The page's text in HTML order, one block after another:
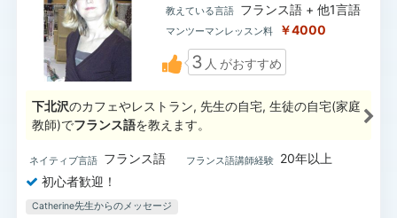
教えている言語 フランス語 + 他1言語
マンツーマンレッスン料 ￥4000
3 人 がおすすめ
下北沢のカフェやレストラン, 先生の自宅, 生徒の自宅(家庭
教師)でフランス語を教えます。
ネイティブ言語 フランス語 フランス語講師経験
20年以上
初心者歓迎！
Catherine先生からのメッセージ